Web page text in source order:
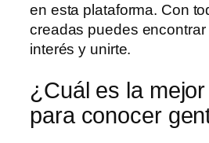
en esta plataforma. Con
creadas puedes encontrar
interés y unirte.
¿Cuál es la
para conocer